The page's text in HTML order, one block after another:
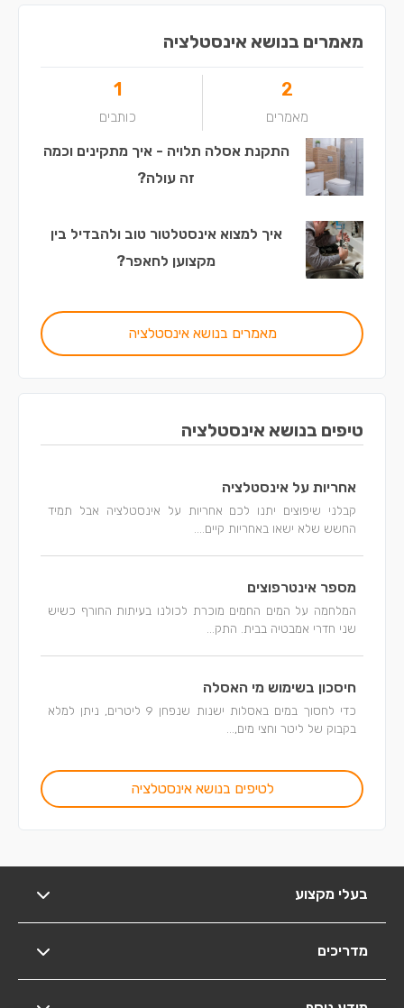
מאמרים בנושא אינסטלציה
2
מאמרים
1
כותבים
התקנת אסלה תלויה - איך מתקינים וכמה
זה עולה?
איך למצוא אינסטלטור טוב ולהבדיל בין
מקצוען לחאפר?
מאמרים בנושא אינסטלציה
טיפים בנושא אינסטלציה
אחריות על אינסטלציה
קבלני שיפוצים יתנו לכם אחריות על אינסטלציה אבל תמיד
החשש שלא ישאו באחריות קיים....
מספר אינטרפוצים
המלחמה על המים החמים מוכרת לכולנו בעיתות החורף כשיש
שני חדרי אמבטיה בבית. התק...
חיסכון בשימוש מי האסלה
כדי לחסוך במים באסלות ישנות שנפחן 9 ליטרים, ניתן למלא
בקבוק של ליטר וחצי מים,...
לטיפים בנושא אינסטלציה
בעלי מקצוע
מדריכים